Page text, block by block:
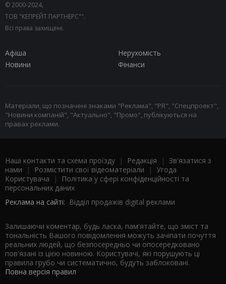
© 2000-2024,
ТОВ "КЕПРЕЙТ ПАРТНЕРС"".
Всі права захищені.
Афіша
Нерухомість
Новини
Фінанси
Матеріали, що позначені знаками "Реклама", "PR", "Спецпроект",
"Новини компаній", "Актуально", "Промо", публікуються на
правах реклами.
Наші контакти та схема проїзду | Редакція | Зв'язатися з
нами | Розмістити свої відеоматеріали | Угода
Користувача |
Політика у сфері конфіденційності та
персональних даних
Реклама на сайті: Відділ продажів digital реклами
Залишаючи коментар, будь ласка, пам'ятайте, що зміст та
тональність Вашого повідомлення можуть зачіпати почуття
реальних людей, що безпосередньо чи опосередковано
пов'язані із цією новиною. Користувачі, які порушують ці
правила грубо чи систематично, будуть заблоковані.
Повна версія правил